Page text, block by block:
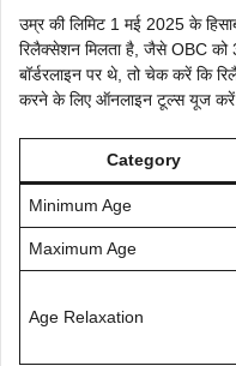
उम्र की लिमिट 1 मई 2025 के
रिलैक्सेशन मिलता है, जैसे OBC
बॉर्डरलाइन पर थे, तो चेक करें कि
करने के लिए ऑनलाइन टूल्स यूज
Category
Minimum Age
Maximum Age
Age Relaxation